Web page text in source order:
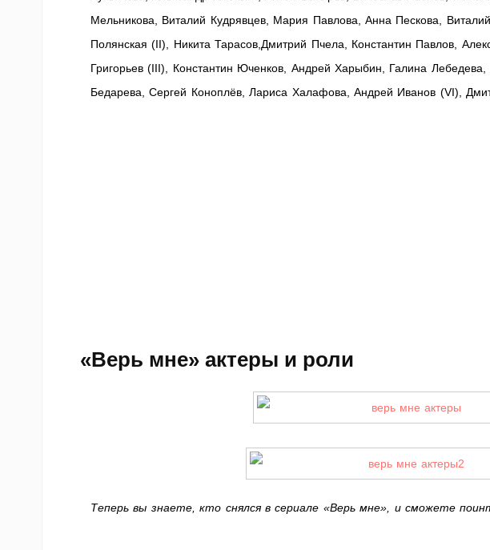
Мельникова, Виталий Кудрявцев, Мария Павлова, Анна Пескова,
Полянская (II), Никита Тарасов,Дмитрий Пчела, Константин Павлов,
Григорьев (III), Константин Юченков, Андрей Харыбин, Галина
Бедарева, Сергей Коноплёв, Лариса Халафова, Андрей Иванов (VI),
«Верь мне» актеры и роли
Теперь вы знаете, кто снялся в сериале «Верь мне», и сможете